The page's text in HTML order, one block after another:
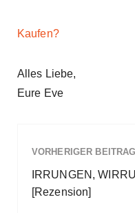
Kaufen?
Alles Liebe,
Eure Eve
VORHERIGER BEITRAG
IRRUNGEN,
[Rezension]